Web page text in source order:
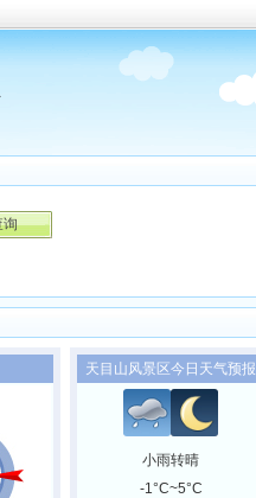
天目山风景区今日天气预报
小雨转晴
-1°C~5°C